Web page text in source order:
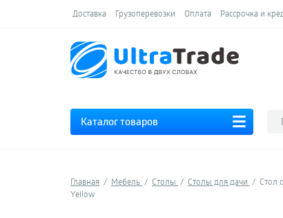
Доставка Грузоперевозки Оплата Рассрочка и
Каталог товаров
Главная Мебель Столы Столы для дачи
Стол
Yellow